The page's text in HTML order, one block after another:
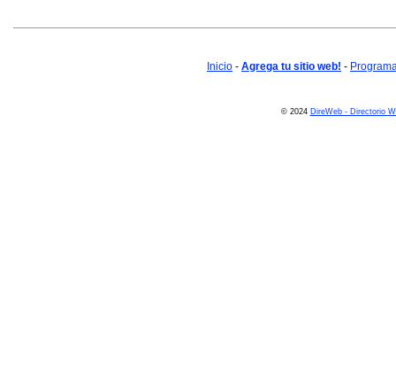
Inicio - Agrega tu sitio web! -
© 2024 DireWeb - Directorio